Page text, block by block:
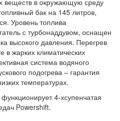
веществ в окружающую среду
бак на 145 литров,
Уровень топлива
с турбонаддувом, оснащен
высокого давления. Перегрев
в жарких климатических
система водяного
подогрева – гарантия
температурах.
4-хсупенчатая
Powershift.